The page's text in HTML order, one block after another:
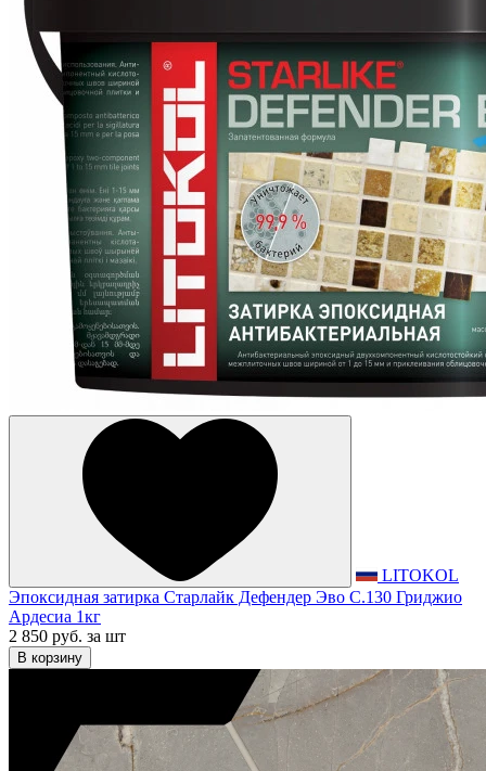
LITOKOL
Эпоксидная затирка Старлайк Дефендер Эво С.130 Гриджио
Ардесиа 1кг
2 850 руб. за шт
В корзину